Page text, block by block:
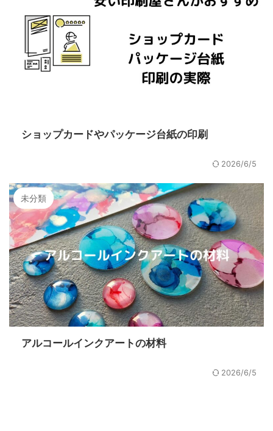
ショップカードやパッケージ台紙の印刷
2026/6/5
未分類
アルコールインクアートの材料
2026/6/5